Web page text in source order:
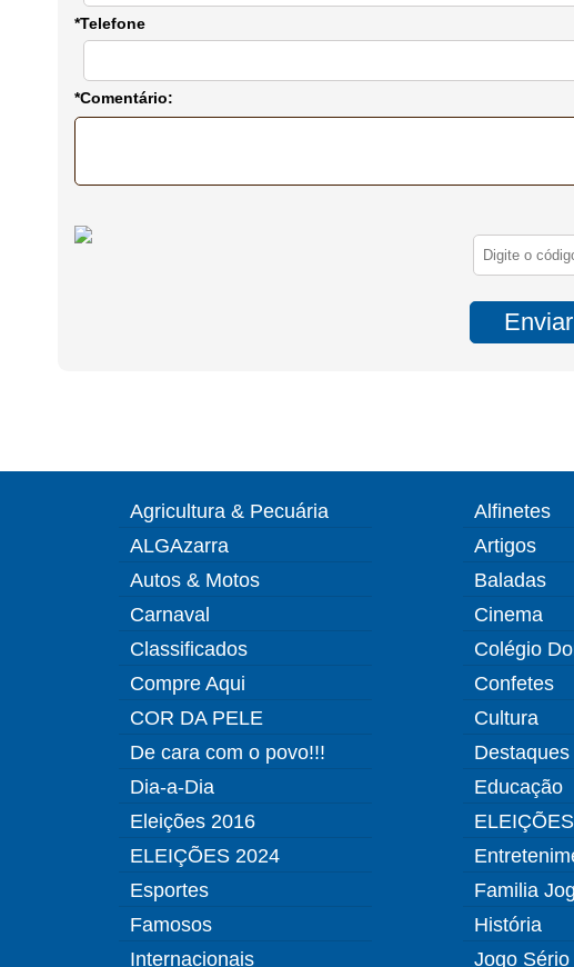
*Telefone
*Comentário:
Agricultura & Pecuária
ALGAzarra
Autos & Motos
Carnaval
Classificados
Compre Aqui
COR DA PELE
De cara com o povo!!!
Dia-a-Dia
Eleições 2016
ELEIÇÕES 2024
Esportes
Famosos
Internacionais
Alfinetes
Artigos
Baladas
Cinema
Colégio
Confetes
Cultura
Educação
Familia
História
Jogo Sério